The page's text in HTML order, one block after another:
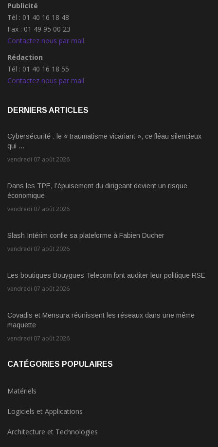
Publicité
Tèl : 01 40 16 18 48
Fax : 01 49 95 00 23
Contactez nous par mail
Rédaction
Tél : 01 40 16 18 55
Contactez nous par mail
DERNIERS ARTICLES
Cybersécurité : le « traumatisme vicariant », ce fléau silencieux
qui ...
vendredi 07 août 2026
Dans les TPE, l’épuisement du dirigeant devient un risque
économique
vendredi 07 août 2026
Slash Intérim confie sa plateforme à Fabien Ducher
vendredi 07 août 2026
Les boutiques Bouygues Telecom font auditer leur politique RSE
vendredi 07 août 2026
Covadis et Mensura réunissent les réseaux dans une même
maquette
vendredi 07 août 2026
CATÉGORIES POPULAIRES
Matériels
Logiciels et Applications
Architecture et Technologies